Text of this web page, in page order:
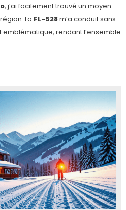
, j’ai facilement trouvé un moyen
La FL-528m’a conduit sans
rendant l’ensemble